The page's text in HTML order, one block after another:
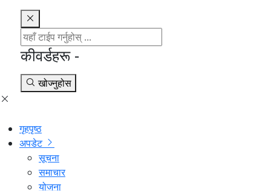
कीवर्डहरू -
खोज्नुहोस
गृहपृष्ठ
अपडेट
सूचना
समाचार
योजना